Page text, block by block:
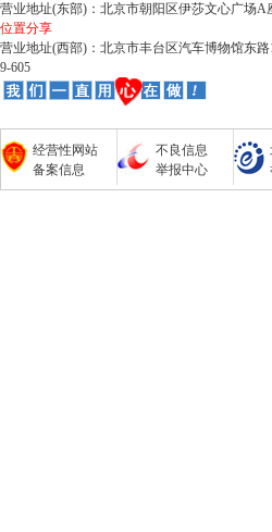
营业地址(东部)：北京市朝阳区伊莎文心广场A
位置分享
营业地址(西部)：北京市丰台区汽车博物馆东
9-605
经营性网站
备案信息
不良信息
举报中心